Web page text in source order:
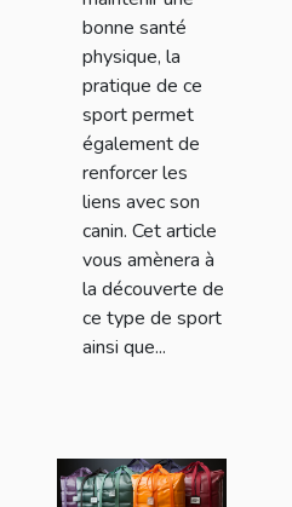
bonne santé
physique, la
pratique de ce
sport permet
également de
renforcer les
liens avec son
canin. Cet article
vous amènera à
la découverte de
ce type de sport
ainsi que...